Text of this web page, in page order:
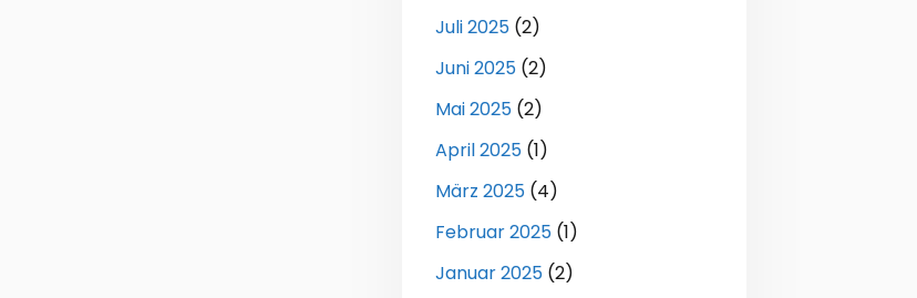
Juli 2025 (2)
Juni 2025 (2)
Mai 2025 (2)
April 2025 (1)
März 2025 (4)
Februar 2025 (1)
Januar 2025 (2)